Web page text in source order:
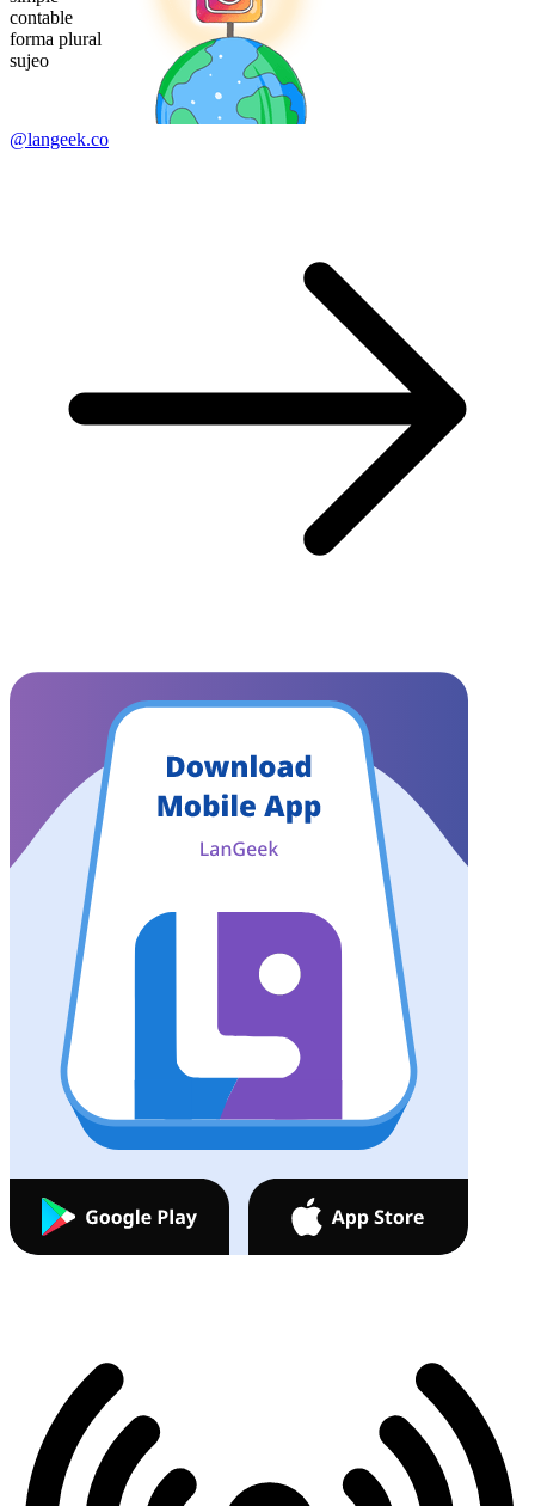
contable
forma plural
sujeo
@langeek.co